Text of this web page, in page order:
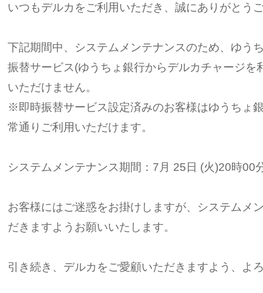
いつもデルカをご利用いただき、誠にありがとう
下記期間中、システムメンテナンスのため、ゆう
振替サービス(ゆうちょ銀行からデルカチャージを
いただけません。
※即時振替サービス設定済みのお客様はゆうちょ
常通りご利用いただけます。
システムメンテナンス期間：7月 25日 (火)20時00
お客様にはご迷惑をお掛けしますが、システムメ
だきますようお願いいたします。
引き続き、デルカをご愛顧いただきますよう、よ